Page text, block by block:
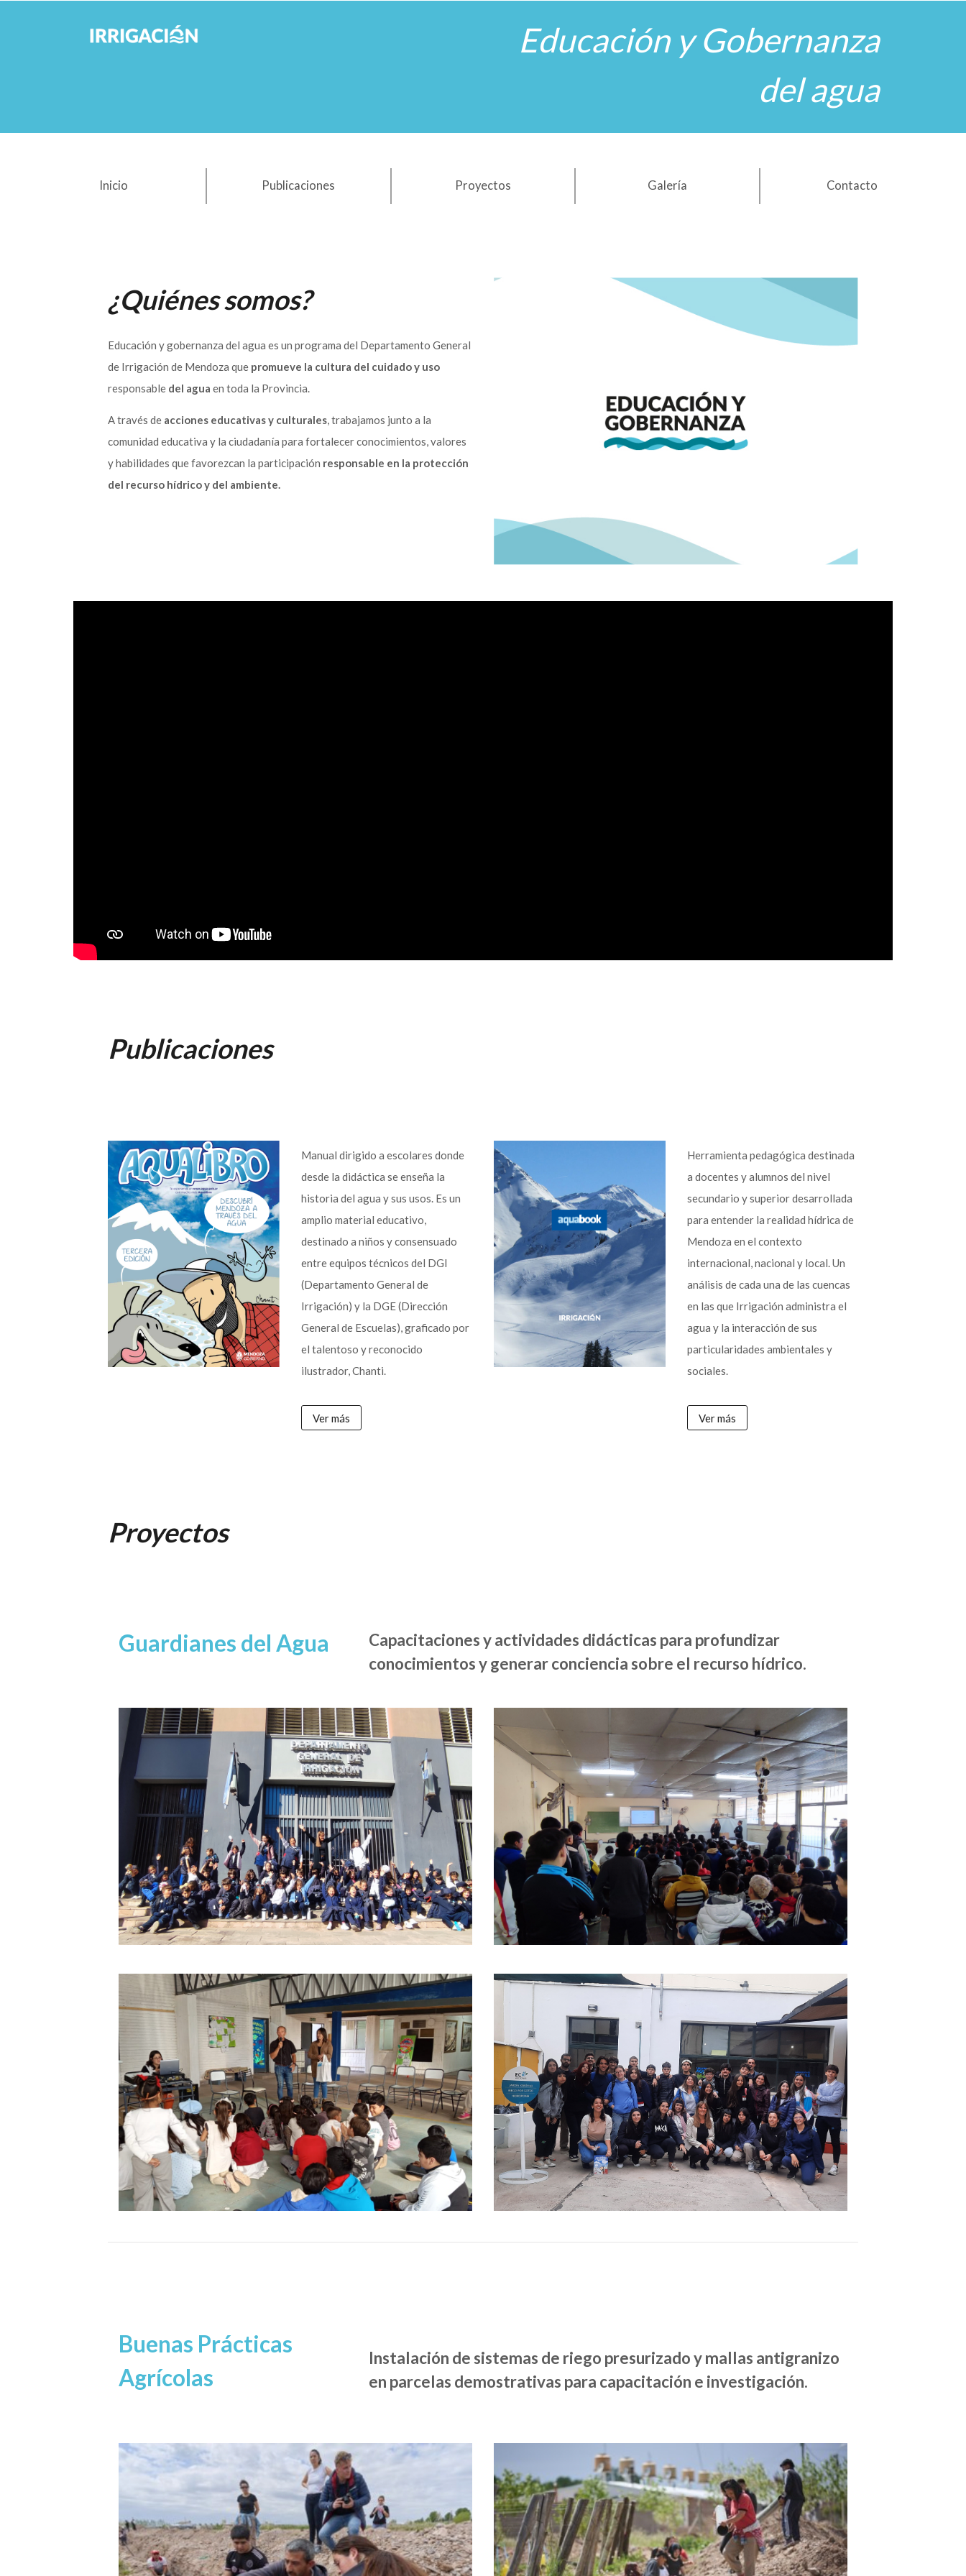
Educación y Gobernanza
del agua
Inicio Publicaciones Proyectos Galería Contacto
¿Quiénes somos?
Educación y gobernanza del agua es un programa del Departamento General
de Irrigación de Mendoza que promueve la cultura del cuidado y uso
responsable del agua en toda la Provincia.
A través de acciones educativas y culturales, trabajamos junto a la
comunidad educativa y la ciudadanía para fortalecer conocimientos, valores
y habilidades que favorezcan la participación responsable en la protección
del recurso hídrico y del ambiente.
Publicaciones
Manual dirigido a escolares donde
desde la didáctica se enseña la
historia del agua y sus usos. Es un
amplio material educativo,
destinado a niños y consensuado
entre equipos técnicos del DGI
(Departamento General de
Irrigación) y la DGE (Dirección
General de Escuelas), graficado por
el talentoso y reconocido
ilustrador, Chanti.
Ver más
Herramienta pedagógica destinada
a docentes y alumnos del nivel
secundario y superior desarrollada
para entender la realidad hídrica de
Mendoza en el contexto
internacional, nacional y local. Un
análisis de cada una de las cuencas
en las que Irrigación administra el
agua y la interacción de sus
particularidades ambientales y
sociales.
Ver más
Proyectos
Guardianes del Agua
Capacitaciones y actividades didácticas para profundizar
conocimientos y generar conciencia sobre el recurso hídrico.
Buenas Prácticas
Agrícolas
Instalación de sistemas de riego presurizado y mallas antigranizo
en parcelas demostrativas para capacitación e investigación.